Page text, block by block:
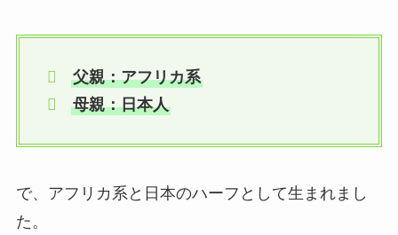
父親：アフリカ系
母親：日本人
で、アフリカ系と日本のハーフとして生まれまし
た。